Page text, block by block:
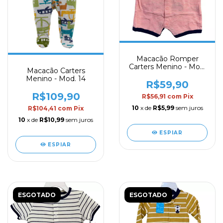
Macacão Carters
Menino - Mod. 14
R$109,90
R$104,41 com Pix
10 x de R$10,99 sem juros
ESPIAR
Macacão Romper
Carters Menino - Mod.
R$59,90
R$56,91 com Pix
10 x de R$5,99 sem juros
ESPIAR
ESGOTADO ESGOTADO